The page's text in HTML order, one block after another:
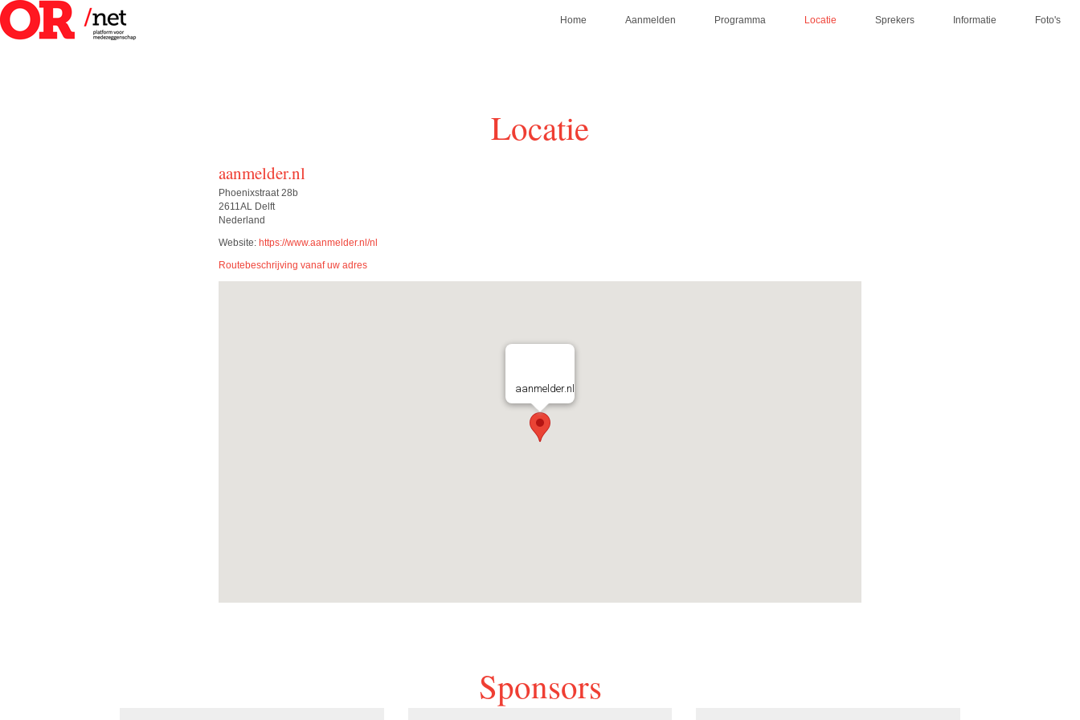
Home Aanmelden Programma Locatie Sprekers Informatie Foto's
Locatie
aanmelder.nl
Phoenixstraat 28b
2611AL Delft
Nederland
Website: https://www.aanmelder.nl/nl
Routebeschrijving vanaf uw adres
aanmelder.nl
Sponsors